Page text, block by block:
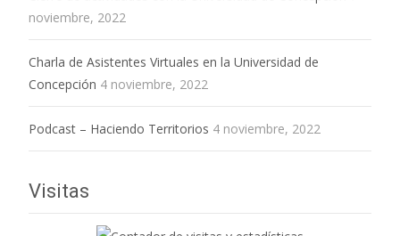
noviembre, 2022
Charla de Asistentes Virtuales en la Universidad de
Concepción 4 noviembre, 2022
Podcast – Haciendo Territorios 4 noviembre, 2022
Visitas